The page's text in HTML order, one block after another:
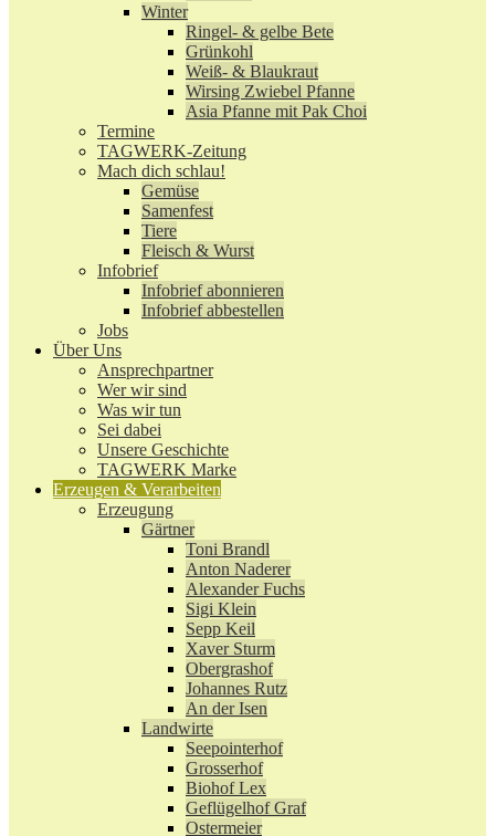
Winter
Ringel- & gelbe Bete
Grünkohl
Weiß- & Blaukraut
Wirsing Zwiebel Pfanne
Asia Pfanne mit Pak Choi
Termine
TAGWERK-Zeitung
Mach dich schlau!
Gemüse
Samenfest
Tiere
Fleisch & Wurst
Infobrief
Infobrief abonnieren
Infobrief abbestellen
Jobs
Über Uns
Ansprechpartner
Wer wir sind
Was wir tun
Sei dabei
Unsere Geschichte
TAGWERK Marke
Erzeugen & Verarbeiten
Erzeugung
Gärtner
Toni Brandl
Anton Naderer
Alexander Fuchs
Sigi Klein
Sepp Keil
Xaver Sturm
Obergrashof
Johannes Rutz
An der Isen
Landwirte
Seepointerhof
Grosserhof
Biohof Lex
Geflügelhof Graf
Ostermeier